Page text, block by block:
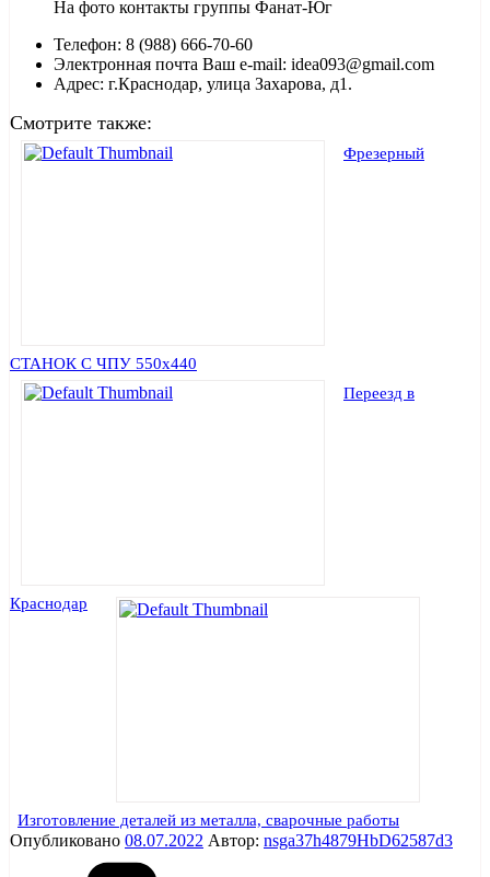
На фото контакты группы Фанат-Юг
Телефон: 8 (988) 666-70-60
Электронная почта Ваш e-mail: idea093@gmail.com
Адрес: г.Краснодар, улица Захарова, д1.
Смотрите также:
Фрезерный
СТАНОК С ЧПУ 550х440
Переезд в
Краснодар
Изготовление деталей из металла, сварочные работы
Опубликовано 08.07.2022 Автор: nsga37h4879HbD62587d3